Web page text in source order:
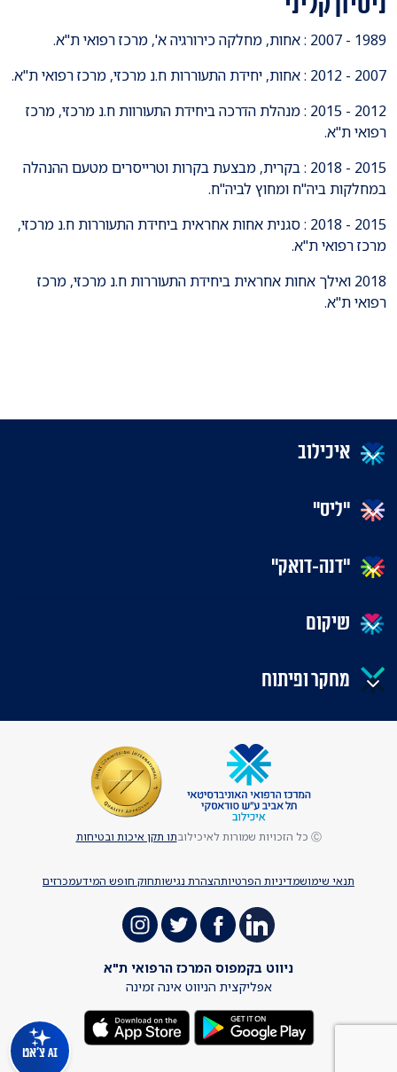
AI צ'אט
1989 - 2007 : אחות, מחלקה כירורגיה א', מרכז רפואי ת"א.
2007 - 2012 : אחות, יחידת התעוררות ח.נ מרכזי, מרכז רפואי ת"א.
2012 - 2015 : מנהלת הדרכה ביחידת התעורוות ח.נ מרכזי, מרכז
רפואי ת"א.
2015 - 2018 : בקרית, מבצעת בקרות וטרייסרים מטעם ההנהלה
במחלקות ביה"ח ומחוץ לביה"ח.
2015 - 2018 : סגנית אחות אחראית ביחידת התעוררות ח.נ מרכזי,
מרכז רפואי ת"א.
2018 ואילך אחות אחראית ביחידת התעוררות ח.נ מרכזי, מרכז
רפואי ת"א.
איכילוב
"ליס"
"דנה-דואק"
שיקום
מחקר ופיתוח
תנאי שימושמדיניות הפרטיותהצהרת נגישותחוק חופש המידעמכרזים
Ⓒ כל הזכויות שמורות לאיכילוב תו תקן איכות ובטיחות
ניווט בקמפוס המרכז הרפואי ת"א
אפליקצית הניווט אינה זמינה